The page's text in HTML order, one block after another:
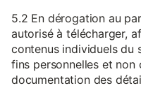
5.2 En dérogation au
autorisé à télécharger,
contenus individuels du
fins personnelles et non
documentation des